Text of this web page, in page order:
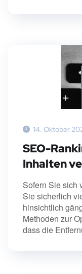
14. Oktober
SEO-
Inhalten
Sofern Sie sich
Sie sicherlich
hinsichtlich
Methoden zur
dass die